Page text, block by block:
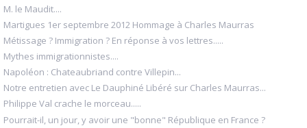
M. le Maudit....
Martigues 1er septembre 2012 Hommage à Charles Maurras
Métissage ? Immigration ? En réponse à vos lettres.....
Mythes immigrationnistes....
Napoléon : Chateaubriand contre Villepin...
Notre entretien avec Le Dauphiné Libéré sur Charles Maurras...
Philippe Val crache le morceau.....
Pourrait-il, un jour, y avoir une "bonne" République en France ?